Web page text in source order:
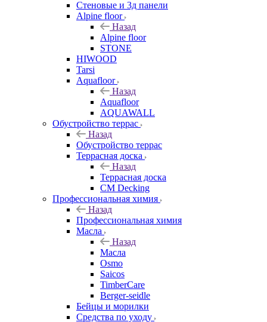
Стеновые и 3д панели
Alpine floor
Назад
Alpine floor
STONE
HIWOOD
Tarsi
Aquafloor
Назад
Aquafloor
AQUAWALL
Обустройство террас
Назад
Обустройство террас
Террасная доска
Назад
Террасная доска
CM Decking
Профессиональная химия
Назад
Профессиональная химия
Масла
Назад
Масла
Osmo
Saicos
TimberCare
Berger-seidle
Бейцы и морилки
Средства по уходу